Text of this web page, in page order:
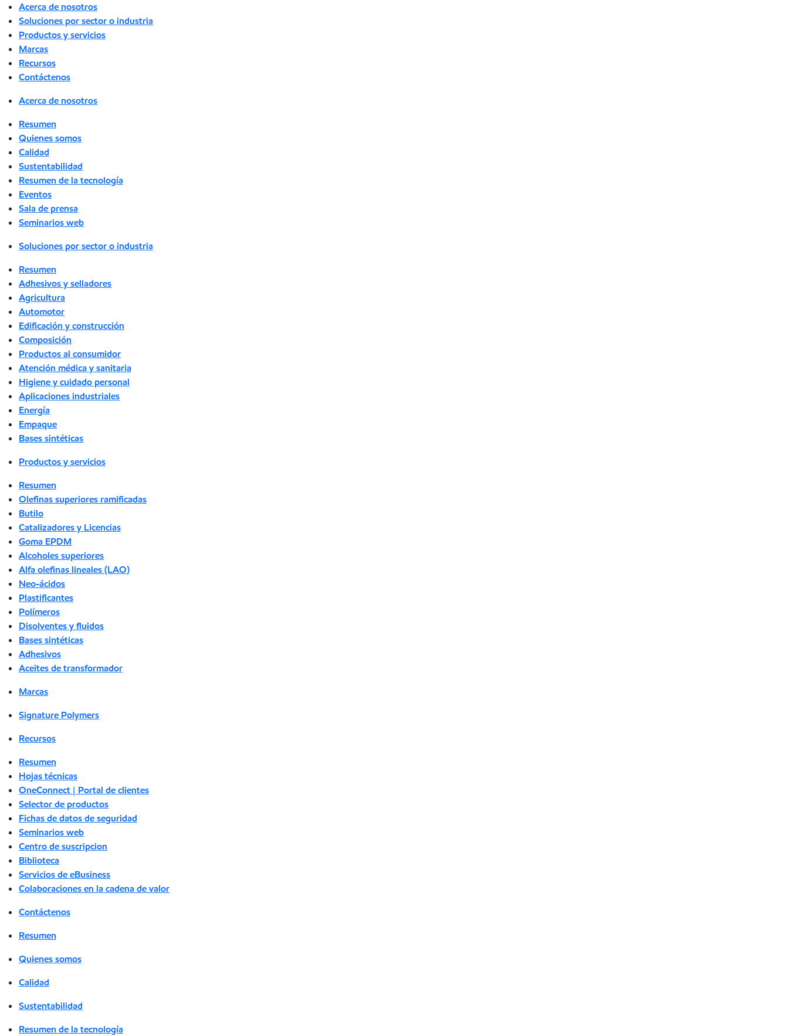
Acerca de nosotros
Soluciones por sector o industria
Productos y servicios
Marcas
Recursos
Contáctenos
Acerca de nosotros
Resumen
Quienes somos
Calidad
Sustentabilidad
Resumen de la tecnología
Eventos
Sala de prensa
Seminarios web
Soluciones por sector o industria
Resumen
Adhesivos y selladores
Agricultura
Automotor
Edificación y construcción
Composición
Productos al consumidor
Atención médica y sanitaria
Higiene y cuidado personal
Aplicaciones industriales
Energía
Empaque
Bases sintéticas
Productos y servicios
Resumen
Olefinas superiores ramificadas
Butilo
Catalizadores y Licencias
Goma EPDM
Alcoholes superiores
Alfa olefinas lineales (LAO)
Neo-ácidos
Plastificantes
Polímeros
Disolventes y fluidos
Bases sintéticas
Adhesivos
Aceites de transformador
Marcas
Signature Polymers
Recursos
Resumen
Hojas técnicas
OneConnect | Portal de clientes
Selector de productos
Fichas de datos de seguridad
Seminarios web
Centro de suscripcion
Biblioteca
Servicios de eBusiness
Colaboraciones en la cadena de valor
Contáctenos
Resumen
Quienes somos
Calidad
Sustentabilidad
Resumen de la tecnología